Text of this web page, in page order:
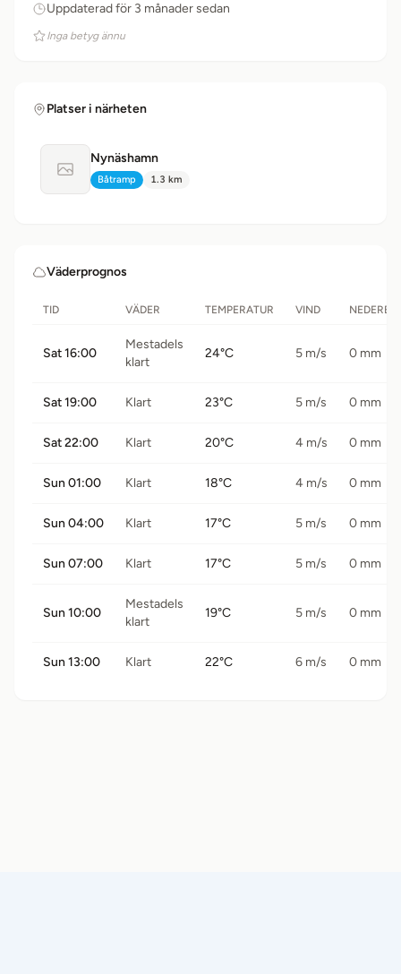
Uppdaterad för 3 månader sedan
Inga betyg ännu
Platser i närheten
Ingen bild tillgänglig
Nynäshamn
Typ:
Båtramp Avstånd:
1.3 km
Väderprognos
TID VÄDER TEMPERATUR VIND
Sat 16:00
Mestadels
klart
24°C 5 m/s 0 mm
Sat 19:00 Klart 23°C 5 m/s 0 mm
Sat 22:00 Klart 20°C 4 m/s 0 mm
Sun 01:00 Klart 18°C 4 m/s 0 mm
Sun 04:00 Klart 17°C 5 m/s 0 mm
Sun 07:00 Klart 17°C 5 m/s 0 mm
Sun 10:00
Mestadels
klart
19°C 5 m/s 0 mm
Sun 13:00 Klart 22°C 6 m/s 0 mm